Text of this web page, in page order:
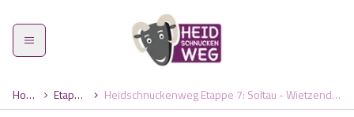
Home Etappen Heidschnuckenweg Etappe 7: Soltau - Wietzendorf (21 km)